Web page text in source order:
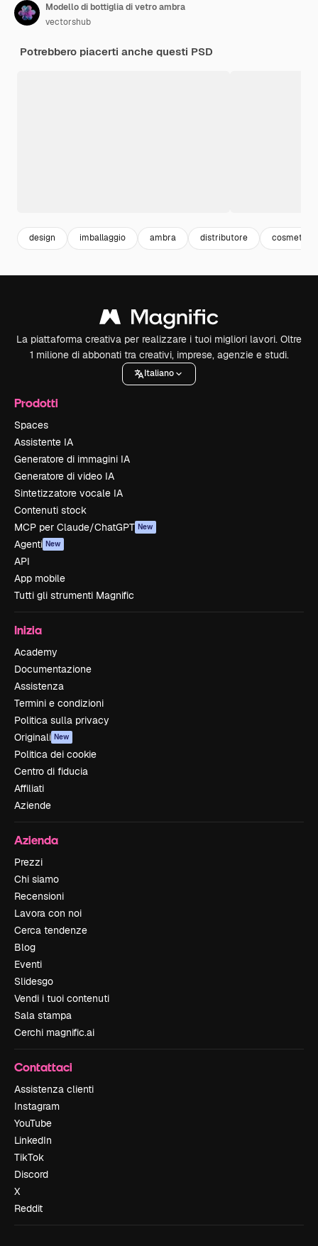
Modello di bottiglia di vetro ambra
vectorshub
Potrebbero piacerti anche questi PSD
design imballaggio ambra distributore cosmetici
La piattaforma creativa per realizzare i tuoi migliori lavori. Oltre
1 milione di abbonati tra creativi, imprese, agenzie e studi.
Italiano
Prodotti
Spaces
Assistente IA
Generatore di immagini IA
Generatore di video IA
Sintetizzatore vocale IA
Contenuti stock
MCP per Claude/ChatGPT New
Agenti New
API
App mobile
Tutti gli strumenti Magnific
Inizia
Academy
Documentazione
Assistenza
Termini e condizioni
Politica sulla privacy
Originali New
Politica dei cookie
Centro di fiducia
Affiliati
Aziende
Azienda
Prezzi
Chi siamo
Recensioni
Lavora con noi
Cerca tendenze
Blog
Eventi
Slidesgo
Vendi i tuoi contenuti
Sala stampa
Cerchi magnific.ai
Contattaci
Assistenza clienti
Instagram
YouTube
LinkedIn
TikTok
Discord
X
Reddit